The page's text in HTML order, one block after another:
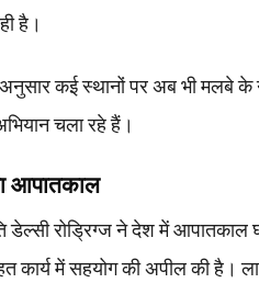
है।
अनुसार कई स्थानों पर अब भी मलबे
चला रहे हैं।
आपातकाल
डेल्सी रोड्रिग्ज ने देश में आपातकाल
कार्य में सहयोग की अपील की है।